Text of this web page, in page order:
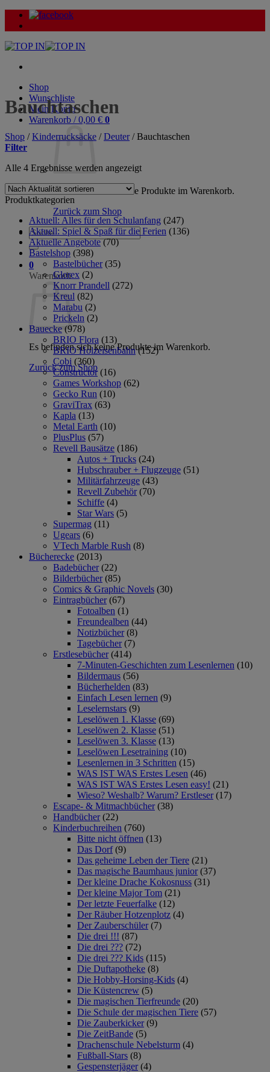
Zum
Inhalt
Shop
Wunschliste
Mein Konto
Warenkorb /0,00 € 0
Es befinden sich keine Produkte im Warenkorb.
Zurück zum Shop
Suche
nach:
0
Warenkorb
Es befinden sich keine Produkte im Warenkorb.
Zurück zum Shop
Bauchtaschen
Shop / Kinderrucksäcke / Deuter /Bauchtaschen
Filter
Alle 4 Ergebnisse werden angezeigtNach
sortiert
Produktkategorien
Aktuell: Alles für den Schulanfang (247)
Aktuell: Spiel & Spaß für die Ferien (136)
Aktuelle Angebote (70)
Bastelshop (398)
Bastelbücher (35)
Glorex (2)
Knorr Prandell (272)
Kreul (82)
Marabu (2)
Prickeln (2)
Bauecke (978)
BRIO Flora (13)
BRIO Holzeisenbahn (152)
Cobi (360)
Constructor (16)
Games Workshop (62)
Gecko Run (10)
GraviTrax (63)
Kapla (13)
Metal Earth (10)
PlusPlus (57)
Revell Bausätze (186)
Autos + Trucks (24)
Hubschrauber + Flugzeuge (51)
Militärfahrzeuge (43)
Revell Zubehör (70)
Schiffe (4)
Star Wars (5)
Supermag (11)
Ugears (6)
VTech Marble Rush (8)
Bücherecke (2013)
Badebücher (22)
Bilderbücher (85)
Comics & Graphic Novels (30)
Eintragbücher (67)
Fotoalben (1)
Freundealben (44)
Notizbücher (8)
Tagebücher (7)
Erstlesebücher (414)
7-Minuten-Geschichten zum Lesenlernen (10)
Bildermaus (56)
Bücherhelden (83)
Einfach Lesen lernen (9)
Leselernstars (9)
Leselöwen 1. Klasse (69)
Leselöwen 2. Klasse (51)
Leselöwen 3. Klasse (13)
Leselöwen Lesetraining (10)
Lesenlernen in 3 Schritten (15)
WAS IST WAS Erstes Lesen (46)
WAS IST WAS Erstes Lesen easy! (21)
Wieso? Weshalb? Warum? Erstleser (17)
Escape- & Mitmachbücher (38)
Handbücher (22)
Kinderbuchreihen (760)
Bitte nicht öffnen (13)
Das Dorf (9)
Das geheime Leben der Tiere (21)
Das magische Baumhaus junior (37)
Der kleine Drache Kokosnuss (31)
Der kleine Major Tom (21)
Der letzte Feuerfalke (12)
Der Räuber Hotzenplotz (4)
Der Zauberschüler (7)
Die drei !!! (87)
Die drei ??? (72)
Die drei ??? Kids (115)
Die Duftapotheke (8)
Die Hobby-Horsing-Kids (4)
Die Küstencrew (5)
Die magischen Tierfreunde (20)
Die Schule der magischen Tiere (57)
Die Zauberkicker (9)
Die ZeitBande (5)
Drachenschule Nebelsturm (4)
Fußball-Stars (8)
Gespensterjäger (4)